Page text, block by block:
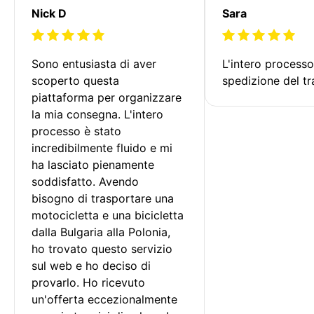
Nick D
Sono entusiasta di aver
scoperto questa
piattaforma per organizzare
la mia consegna. L'intero
processo è stato
incredibilmente fluido e mi
ha lasciato pienamente
soddisfatto. Avendo
bisogno di trasportare una
motocicletta e una bicicletta
dalla Bulgaria alla Polonia,
ho trovato questo servizio
sul web e ho deciso di
provarlo. Ho ricevuto
un'offerta eccezionalmente
Sara
L'intero
spedizione del